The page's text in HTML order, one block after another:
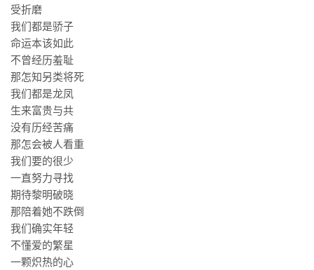
受折磨
我们都是骄子
命运本该如此
不曾经历羞耻
那怎知另类将死
我们都是龙凤
生来富贵与共
没有历经苦痛
那怎会被人看重
我们要的很少
一直努力寻找
期待黎明破晓
那陪着她不跌倒
我们确实年轻
不懂爱的繁星
一颗炽热的心